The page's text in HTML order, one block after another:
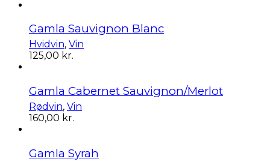
Gamla Sauvignon Blanc
Hvidvin, Vin
125,00 kr.
Gamla Cabernet Sauvignon/Merlot
Rødvin, Vin
160,00 kr.
Gamla Syrah